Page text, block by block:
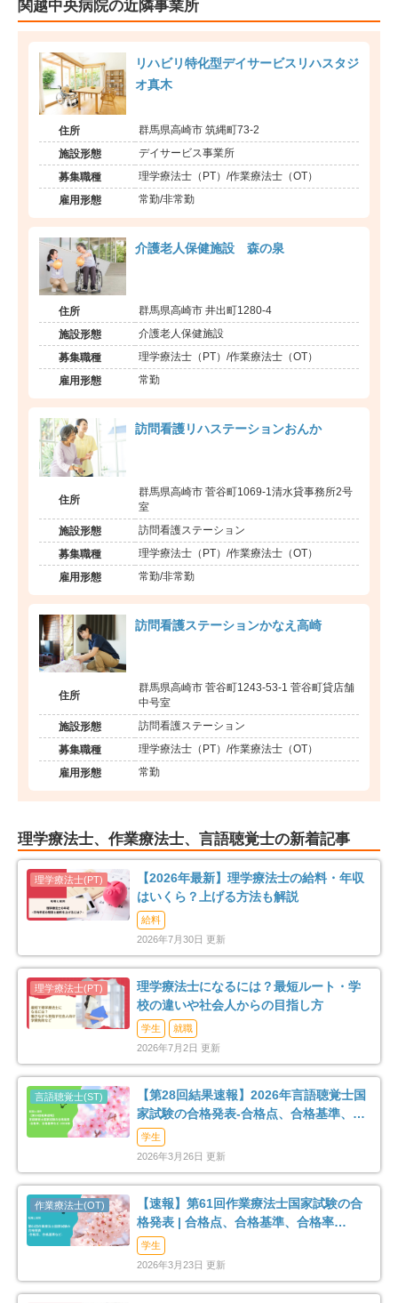
関越中央病院の近隣事業所
リハビリ特化型デイサービスリハスタジ
オ真木
住所 群馬県高崎市 筑縄町73-2
施設形態 デイサービス事業所
募集職種 理学療法士（PT）/作業療法士（OT）
雇用形態 常勤/非常勤
介護老人保健施設 森の泉
住所 群馬県高崎市 井出町1280-4
施設形態 介護老人保健施設
募集職種 理学療法士（PT）/作業療法士（OT）
雇用形態 常勤
訪問看護リハステーションおんか
住所
群馬県高崎市 菅谷町1069-1清水貸事務所2号
室
施設形態 訪問看護ステーション
募集職種 理学療法士（PT）/作業療法士（OT）
雇用形態 常勤/非常勤
訪問看護ステーションかなえ高崎
住所
群馬県高崎市 菅谷町1243-53-1 菅谷町貸店舗
中号室
施設形態 訪問看護ステーション
募集職種 理学療法士（PT）/作業療法士（OT）
雇用形態 常勤
理学療法士、作業療法士、言語聴覚士の新着記事
【2026年最新】理学療法士の給料・年収
はいくら？上げる方法も解説
給料
2026年7月30日 更新
理学療法士になるには？最短ルート・学
校の違いや社会人からの目指し方
学生
就職
2026年7月2日 更新
【第28回結果速報】2026年言語聴覚士国
家試験の合格発表-合格点、合格基準、合
格率など-
学生
2026年3月26日 更新
【速報】第61回作業療法士国家試験の合
格発表 | 合格点、合格基準、合格率
（2026年）
学生
2026年3月23日 更新